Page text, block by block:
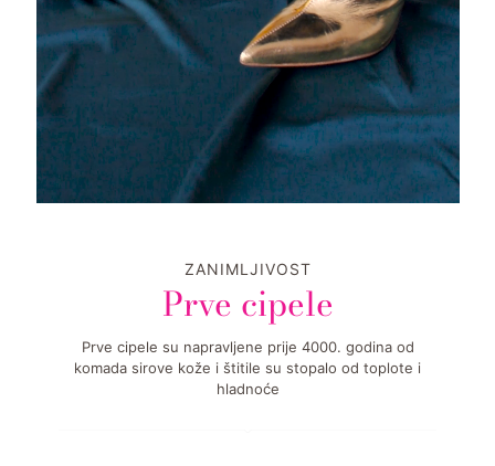
ZANIMLJIVOST
Prve cipele
Prve cipele su napravljene prije 4000. godina od
komada sirove kože i štitile su stopalo od toplote i
hladnoće